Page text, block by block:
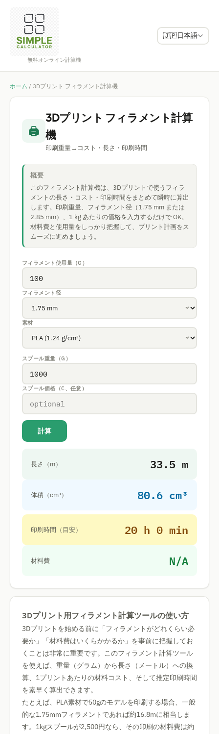
無料オンライン計算機
🇯🇵日本語
ホーム / 3Dプリント フィラメント計算機
🖨️
3Dプリント フィラメント計算
機
印刷重量→コスト・長さ・印刷時間
概要
このフィラメント計算機は、3Dプリントで使うフィラ
メントの長さ・コスト・印刷時間をまとめて瞬時に算出
します。印刷重量、フィラメント径（1.75 mm または
2.85 mm）、1 kg あたりの価格を入力するだけで OK。
材料費と使用量をしっかり把握して、プリント計画をス
ムーズに進めましょう。
フィラメント使用量（G）
フィラメント径
素材
スプール重量（G）
スプール価格（€、任意）
計算
長さ（m） 33.5 m
体積（cm³） 80.6 cm³
印刷時間（目安） 20 h 0 min
材料費 N/A
3Dプリント用フィラメント計算ツールの使い方
3Dプリントを始める前に「フィラメントがどれくらい必
要か」「材料費はいくらかかるか」を事前に把握してお
くことは非常に重要です。このフィラメント計算ツール
を使えば、重量（グラム）から長さ（メートル）への換
算、1プリントあたりの材料コスト、そして推定印刷時間
を素早く算出できます。
たとえば、PLA素材で50gのモデルを印刷する場合、一般
的な1.75mmフィラメントであれば約16.8mに相当しま
す。1kgスプールが2,500円なら、その印刷の材料費は約